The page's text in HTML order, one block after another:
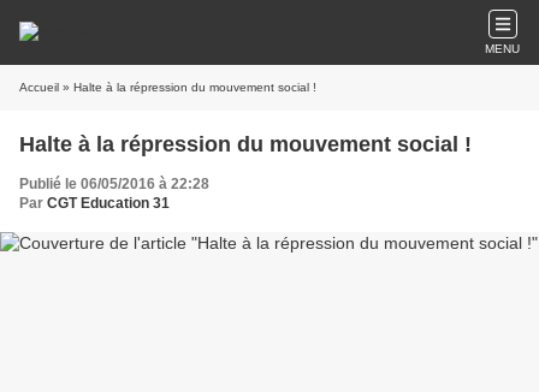
MENU
Accueil » Halte à la répression du mouvement social !
Halte à la répression du mouvement social !
Publié le 06/05/2016 à 22:28
Par CGT Education 31